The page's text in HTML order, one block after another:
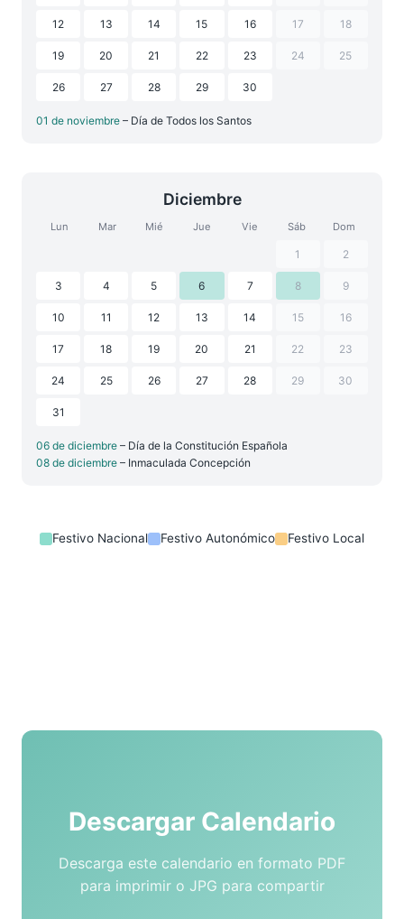
12 13 14 15 16 17 18
19 20 21 22 23 24 25
26 27 28 29 30
01 de noviembre – Día de Todos los Santos
Diciembre
Lun Mar Mié Jue Vie Sáb Dom
1 2
3 4 5 6 7 8 9
10 11 12 13 14 15 16
17 18 19 20 21 22 23
24 25 26 27 28 29 30
31
06 de diciembre – Día de la Constitución Española
08 de diciembre – Inmaculada Concepción
Festivo Nacional Festivo Autonómico Festivo Local
Descargar Calendario
Descarga este calendario en formato PDF
para imprimir o JPG para compartir